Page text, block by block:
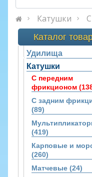
Катушки
Каталог
Удилища
Катушки
С передним
фрикционом
С задним
(89)
(419)
Карповые и
(260)
Матчевые (24)